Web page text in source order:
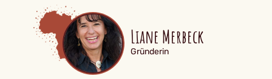
Liane Merbeck
Gründerin